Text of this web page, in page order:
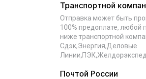
Транспортной
Отправка может быть
100% предоплате, любой
ниже транспортной
Сдэк,Энергия,Деловые
Почтой России